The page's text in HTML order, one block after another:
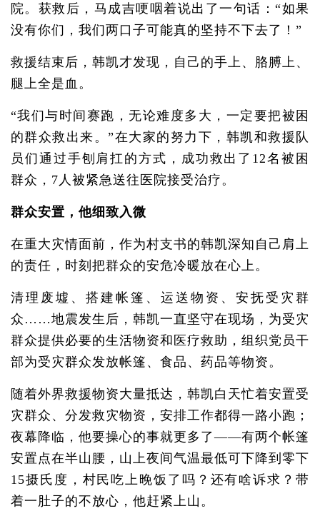
院。获救后，马成吉哽咽着说出了一句话：“如果
没有你们，我们两口子可能真的坚持不下去了！”
救援结束后，韩凯才发现，自己的手上、胳膊上、
腿上全是血。
“我们与时间赛跑，无论难度多大，一定要把被困
的群众救出来。”在大家的努力下，韩凯和救援队
员们通过手刨肩扛的方式，成功救出了12名被困
群众，7人被紧急送往医院接受治疗。
群众安置，他细致入微
在重大灾情面前，作为村支书的韩凯深知自己肩上
的责任，时刻把群众的安危冷暖放在心上。
清理废墟、搭建帐篷、运送物资、安抚受灾群
众……地震发生后，韩凯一直坚守在现场，为受灾
群众提供必要的生活物资和医疗救助，组织党员干
部为受灾群众发放帐篷、食品、药品等物资。
随着外界救援物资大量抵达，韩凯白天忙着安置受
灾群众、分发救灾物资，安排工作都得一路小跑；
夜幕降临，他要操心的事就更多了——有两个帐篷
安置点在半山腰，山上夜间气温最低可下降到零下
15摄氏度，村民吃上晚饭了吗？还有啥诉求？带
着一肚子的不放心，他赶紧上山。